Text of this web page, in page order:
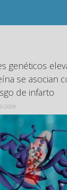
el primer
una vacuna
crónica basada
2009